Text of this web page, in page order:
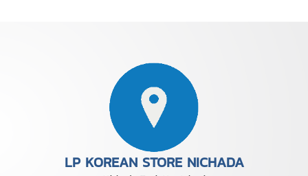
LP KOREAN STORE NICHADA